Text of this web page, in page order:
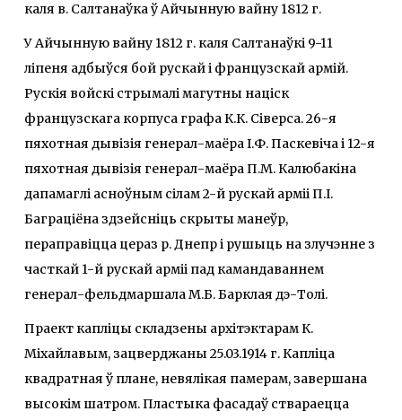
каля в. Салтанаўка ў Айчынную вайну 1812 г.
У Айчынную вайну 1812 г. каля Салтанаўкі 9-11
ліпеня адбыўся бой рускай і французскай армій.
Рускія войскі стрымалі магутны націск
французскага корпуса графа К.К. Сіверса. 26-я
пяхотная дывізія генерал-маёра І.Ф. Паскевіча і 12-я
пяхотная дывізія генерал-маёра П.М. Калюбакіна
дапамаглі асноўным сілам 2-й рускай арміі П.І.
Баграціёна здзейсніць скрыты манеўр,
пераправіцца цераз р. Днепр і рушыць на злучэнне з
часткай 1-й рускай арміі пад камандаваннем
генерал-фельдмаршала М.Б. Барклая дэ-Толі.
Праект капліцы складзены архітэктарам К.
Міхайлавым, зацверджаны 25.03.1914 г. Каплiца
квадратная ў плане, невялiкая памерам, завершана
высокiм шатром. Пластыка фасадаў ствараецца